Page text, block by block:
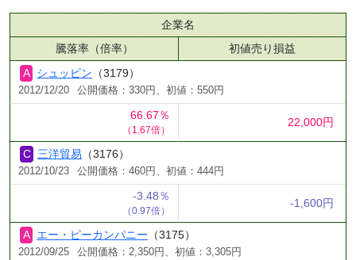
企業名
騰落率（倍率）
初値売り損益
シュッピン （3179）
2012/12/20 公開価格：330円、初値：550円
66.67％
（1.67倍）
22,000円
三洋貿易 （3176）
2012/10/23 公開価格：460円、初値：444円
-3.48％
（0.97倍）
-1,600円
エー・ピーカンパニー （3175）
2012/09/25 公開価格：2,350円、初値：3,305円